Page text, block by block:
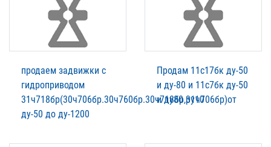
продаем задвижки с
гидроприводом
31ч718бр(30ч706бр.30ч760бр.30ч718бр,31ч706бр)от
ду-50 до ду-1200
Продам 11с17бк ду-50
и ду-80 и 11с7бк ду-50
и ду80 ру10